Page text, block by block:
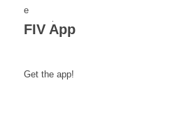
FIV App
Get the app!